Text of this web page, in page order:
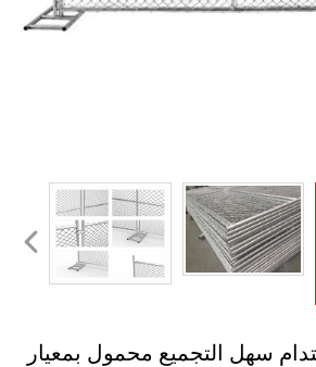
سهل التجميع محمول بمعيار